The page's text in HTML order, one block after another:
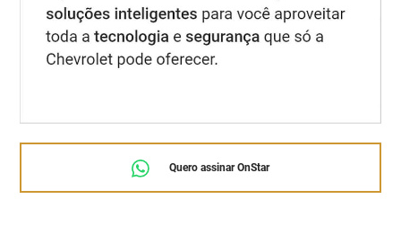
Quero assinar OnStar